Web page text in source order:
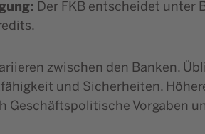
Der FKB entscheidet unter
zwischen den Banken.
und Sicherheiten.
Geschäftspolitische Vorgaben